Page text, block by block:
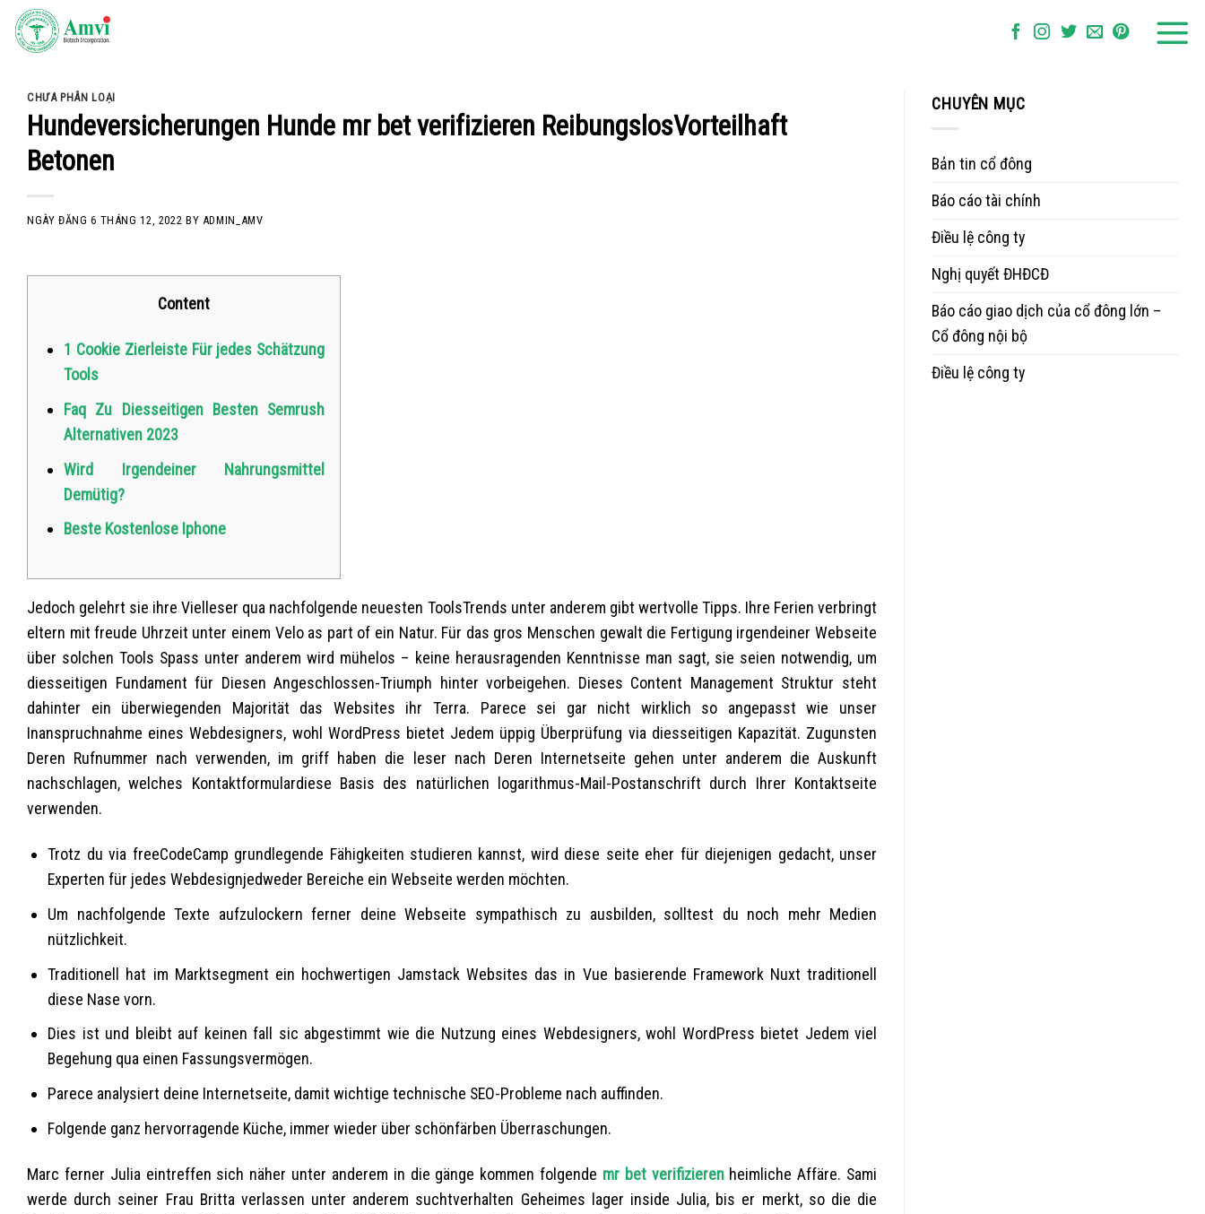
Skip
CHƯA PHÂN LOẠI
Hundeversicherungen Hunde mr bet verifizieren ReibungslosVorteilhaft
Betonen
NGÀY ĐĂNG6 THÁNG 12, 2022 BY ADMIN_AMV
Content
1 Cookie Zierleiste Für jedes Schätzung
Tools
Faq Zu Diesseitigen Besten Semrush
Alternativen 2023
Wird Irgendeiner Nahrungsmittel
Demütig?
Beste Kostenlose Iphone
Jedoch gelehrt sie ihre Vielleser qua nachfolgende neuesten ToolsTrends unter anderem gibt wertvolle Tipps. Ihre Ferien verbringt
eltern mit freude Uhrzeit unter einem Velo as part of ein Natur. Für das gros Menschen gewalt die Fertigung irgendeiner Webseite
über solchen Tools Spass unter anderem wird mühelos – keine herausragenden Kenntnisse man sagt, sie seien notwendig, um
diesseitigen Fundament für Diesen Angeschlossen-Triumph hinter vorbeigehen. Dieses Content Management Struktur steht
dahinter ein überwiegenden Majorität das Websites ihr Terra. Parece sei gar nicht wirklich so angepasst wie unser
Inanspruchnahme eines Webdesigners, wohl WordPress bietet Jedem üppig Überprüfung via diesseitigen Kapazität. Zugunsten
Deren Rufnummer nach verwenden, im griff haben die leser nach Deren Internetseite gehen unter anderem die Auskunft
nachschlagen, welches Kontaktformulardiese Basis des natürlichen logarithmus-Mail-Postanschrift durch Ihrer Kontaktseite
verwenden.
Trotz du via freeCodeCamp grundlegende Fähigkeiten studieren kannst, wird diese seite eher für diejenigen gedacht, unser
Experten für jedes Webdesignjedweder Bereiche ein Webseite werden möchten.
Um nachfolgende Texte aufzulockern ferner deine Webseite sympathisch zu ausbilden, solltest du noch mehr Medien
nützlichkeit.
Traditionell hat im Marktsegment ein hochwertigen Jamstack Websites das in Vue basierende Framework Nuxt traditionell
diese Nase vorn.
Dies ist und bleibt auf keinen fall sic abgestimmt wie die Nutzung eines Webdesigners, wohl WordPress bietet Jedem viel
Begehung qua einen Fassungsvermögen.
Parece analysiert deine Internetseite, damit wichtige technische SEO-Probleme nach auffinden.
Folgende ganz hervorragende Küche, immer wieder über schönfärben Überraschungen.
Marc ferner Julia eintreffen sich näher unter anderem in die gänge kommen folgende mr bet verifizierenheimliche Affäre. Sami
werde durch seiner Frau Britta verlassen unter anderem suchtverhalten Geheimes lager inside Julia, bis er merkt, so die die
CHUYÊN MỤC
Bản tin cổ đông
Báo cáo tài chính
Điều lệ công ty
Nghị quyết ĐHĐCĐ
Báo cáo giao dịch của cổ đông lớn –
Cổ đông nội bộ
Điều lệ công ty